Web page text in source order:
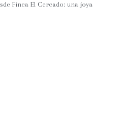
Finca El Cercado: una joya